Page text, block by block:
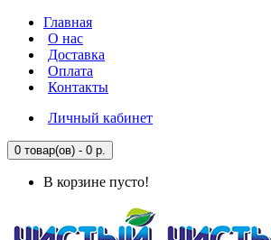
Главная
О нас
Доставка
Оплата
Контакты
Личный кабинет
0 товар(ов) - 0 р.
В корзине пусто!